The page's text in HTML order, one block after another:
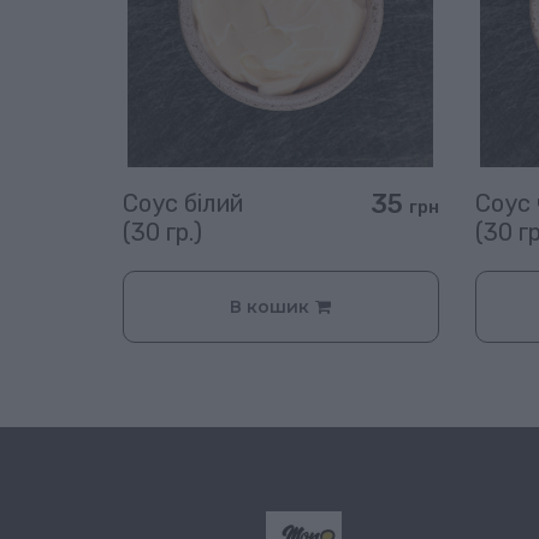
Соус білий
(30 гр.)
35 грн
В кошик
Соус
(30